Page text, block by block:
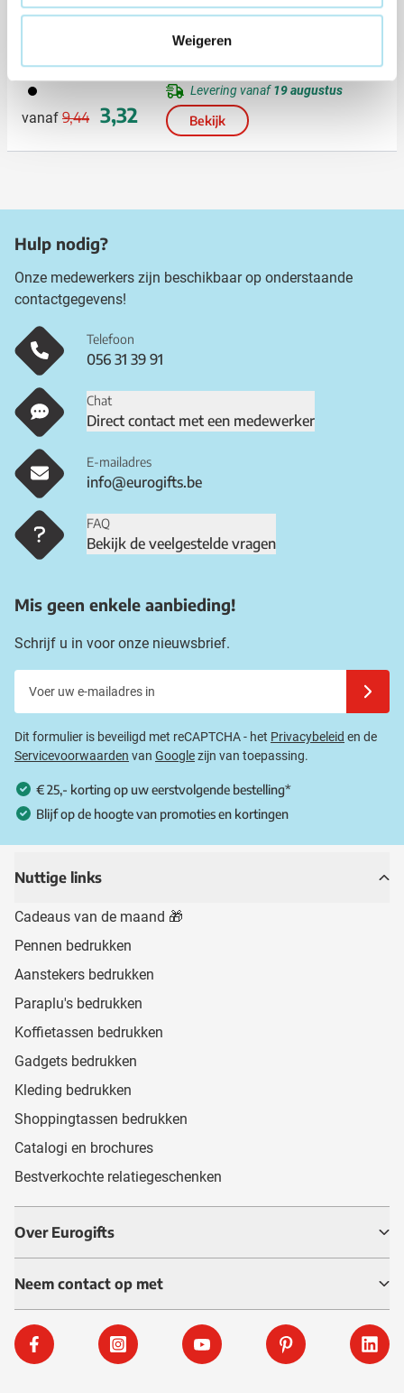
Weigeren
001
vanaf
Normale prijs
9,44
Speciale prijs
3,32
fleecedeken | 120x80 cm
Bedrukken vanaf 15 stuks
Levering vanaf19 augustus
Bekijk
Hulp nodig?
Onze medewerkers zijn beschikbaar op onderstaande
contactgegevens!
Telefoon
056 31 39 91
Chat
Direct contact met een medewerker
E-mailadres
info@eurogifts.be
FAQ
Bekijk de veelgestelde vragen
Mis geen enkele aanbieding!
Schrijf u in voor onze nieuwsbrief.
Dit formulier is beveiligd met reCAPTCHA - het Privacybeleid en de
Servicevoorwaarden van Googlezijn van toepassing.
€ 25,- korting op uw eerstvolgende bestelling*
Blijf op de hoogte van promoties en kortingen
Nuttige links
Cadeaus van de maand 🎁
Pennen bedrukken
Aanstekers bedrukken
Paraplu's bedrukken
Koffietassen bedrukken
Gadgets bedrukken
Kleding bedrukken
Shoppingtassen bedrukken
Catalogi en brochures
Bestverkochte relatiegeschenken
Over Eurogifts
Neem contact op met
Facebook Instagram YouTube Pinterest